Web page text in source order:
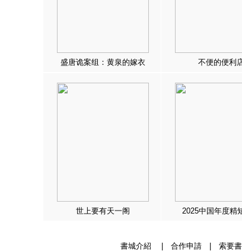
盛唐诡案组：黄泉的嫁衣 不便的便利
世上要有天一阁 2025中国年度精
書城介紹 合作申請| 索要